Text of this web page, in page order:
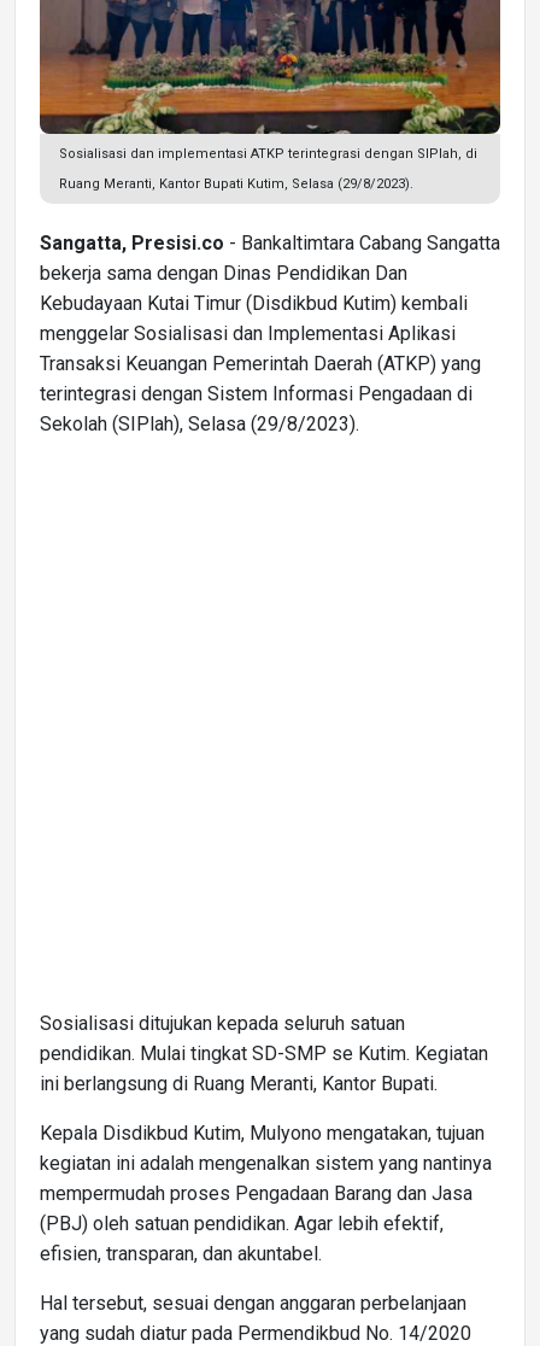
Sosialisasi dan implementasi ATKP terintegrasi dengan SIPlah, di
Ruang Meranti, Kantor Bupati Kutim, Selasa (29/8/2023).
Sangatta, Presisi.co - Bankaltimtara Cabang Sangatta
bekerja sama dengan Dinas Pendidikan Dan
Kebudayaan Kutai Timur (Disdikbud Kutim) kembali
menggelar Sosialisasi dan Implementasi Aplikasi
Transaksi Keuangan Pemerintah Daerah (ATKP) yang
terintegrasi dengan Sistem Informasi Pengadaan di
Sekolah (SIPlah), Selasa (29/8/2023).
Sosialisasi ditujukan kepada seluruh satuan
pendidikan. Mulai tingkat SD-SMP se Kutim. Kegiatan
ini berlangsung di Ruang Meranti, Kantor Bupati.
Kepala Disdikbud Kutim, Mulyono mengatakan, tujuan
kegiatan ini adalah mengenalkan sistem yang nantinya
mempermudah proses Pengadaan Barang dan Jasa
(PBJ) oleh satuan pendidikan. Agar lebih efektif,
efisien, transparan, dan akuntabel.
Hal tersebut, sesuai dengan anggaran perbelanjaan
yang sudah diatur pada Permendikbud No. 14/2020